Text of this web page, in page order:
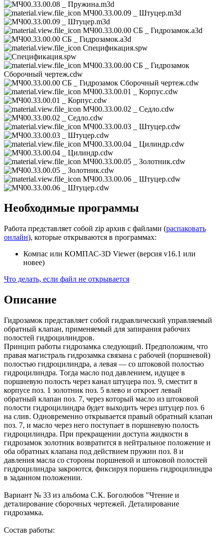
МЧ00.33.00.09 _ Штуцер.m3d
МЧ00.33.00.00 СБ _ Гидрозамок.a3d
Спецификация.spw
МЧ00.33.00.00 СБ _ Гидрозамок
Сборочный чертеж.cdw
МЧ00.33.00.01 _ Корпус.cdw
МЧ00.33.00.02 _ Седло.cdw
МЧ00.33.00.03 _ Штуцер.cdw
МЧ00.33.00.04 _ Цилиндр.cdw
МЧ00.33.00.05 _ Золотник.cdw
МЧ00.33.00.06 _ Штуцер.cdw
Необходимые программы
Работа представляет собой zip архив с файлами (распаковать
онлайн), которые открываются в программах:
Компас или КОМПАС-3D Viewer (версия v16.1 или
новее)
Что делать, если файл не открывается
Описание
Гидрозамок представляет собой гидравлический управляемый
обратный клапан, применяемый для запирания рабочих
полостей гидроцилиндров.
Принцип работы гидрозамка следующий. Предположим, что
правая магистраль гидрозамка связана с рабочей (поршневой)
полостью гидроцилиндра, а левая — со штоковой полостью
гидроцилиндра. Тогда масло под давлением, идущее в
поршневую полость через канал штуцера поз. 9, сместит в
корпусе поз. 1 золотник поз. 5 влево и откроет левый
обратный клапан поз. 7, через который масло из штоковой
полости гидроцилиндра будет выходить через штуцер поз. 6
на слив. Одновременно открывается правый обратный клапан
поз. 7, и масло через него поступает в поршневую полость
гидроцилиндра. При прекращении доступа жидкости в
гидрозамок золотник возвратится в нейтральное положение и
оба обратных клапана под действием пружин поз. 8 и
давления масла со стороны поршневой и штоковой полостей
гидроцилиндра закроются, фиксируя поршень гидроцилиндра
в заданном положении.
Вариант № 33 из альбома C.К. Боголюбов "Чтение и
деталирование сборочных чертежей. Деталирование
гидрозамка.
Состав работы: